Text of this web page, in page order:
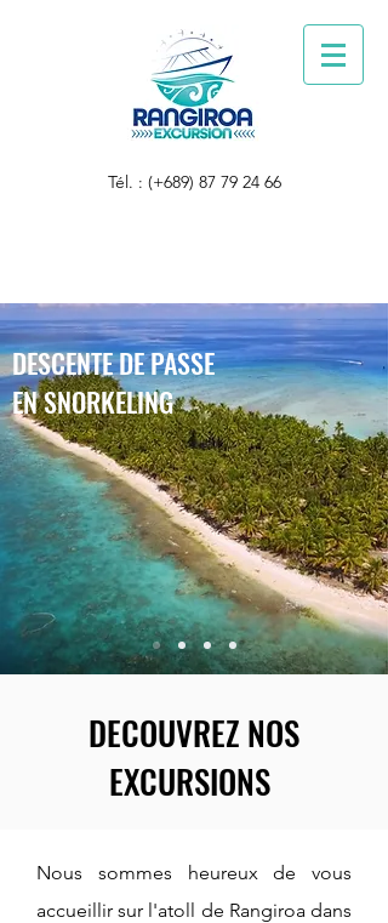
Tél. : (+689) 87 79 24 66
DESCENTE DE PASSE
EN SNORKELING
Découvrez la passe d'Avatoru en
dérivante
DECOUVREZ NOS
EXCURSIONS
Nous sommes heureux de vous
accueillir sur l'atoll de Rangiroa dans